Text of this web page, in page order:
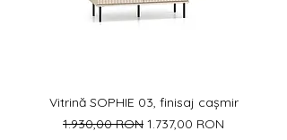
Vitrină SOPHIE 03, finisaj cașmir
Preț normal
1.930,00 RON Preț redus
1.737,00 RON